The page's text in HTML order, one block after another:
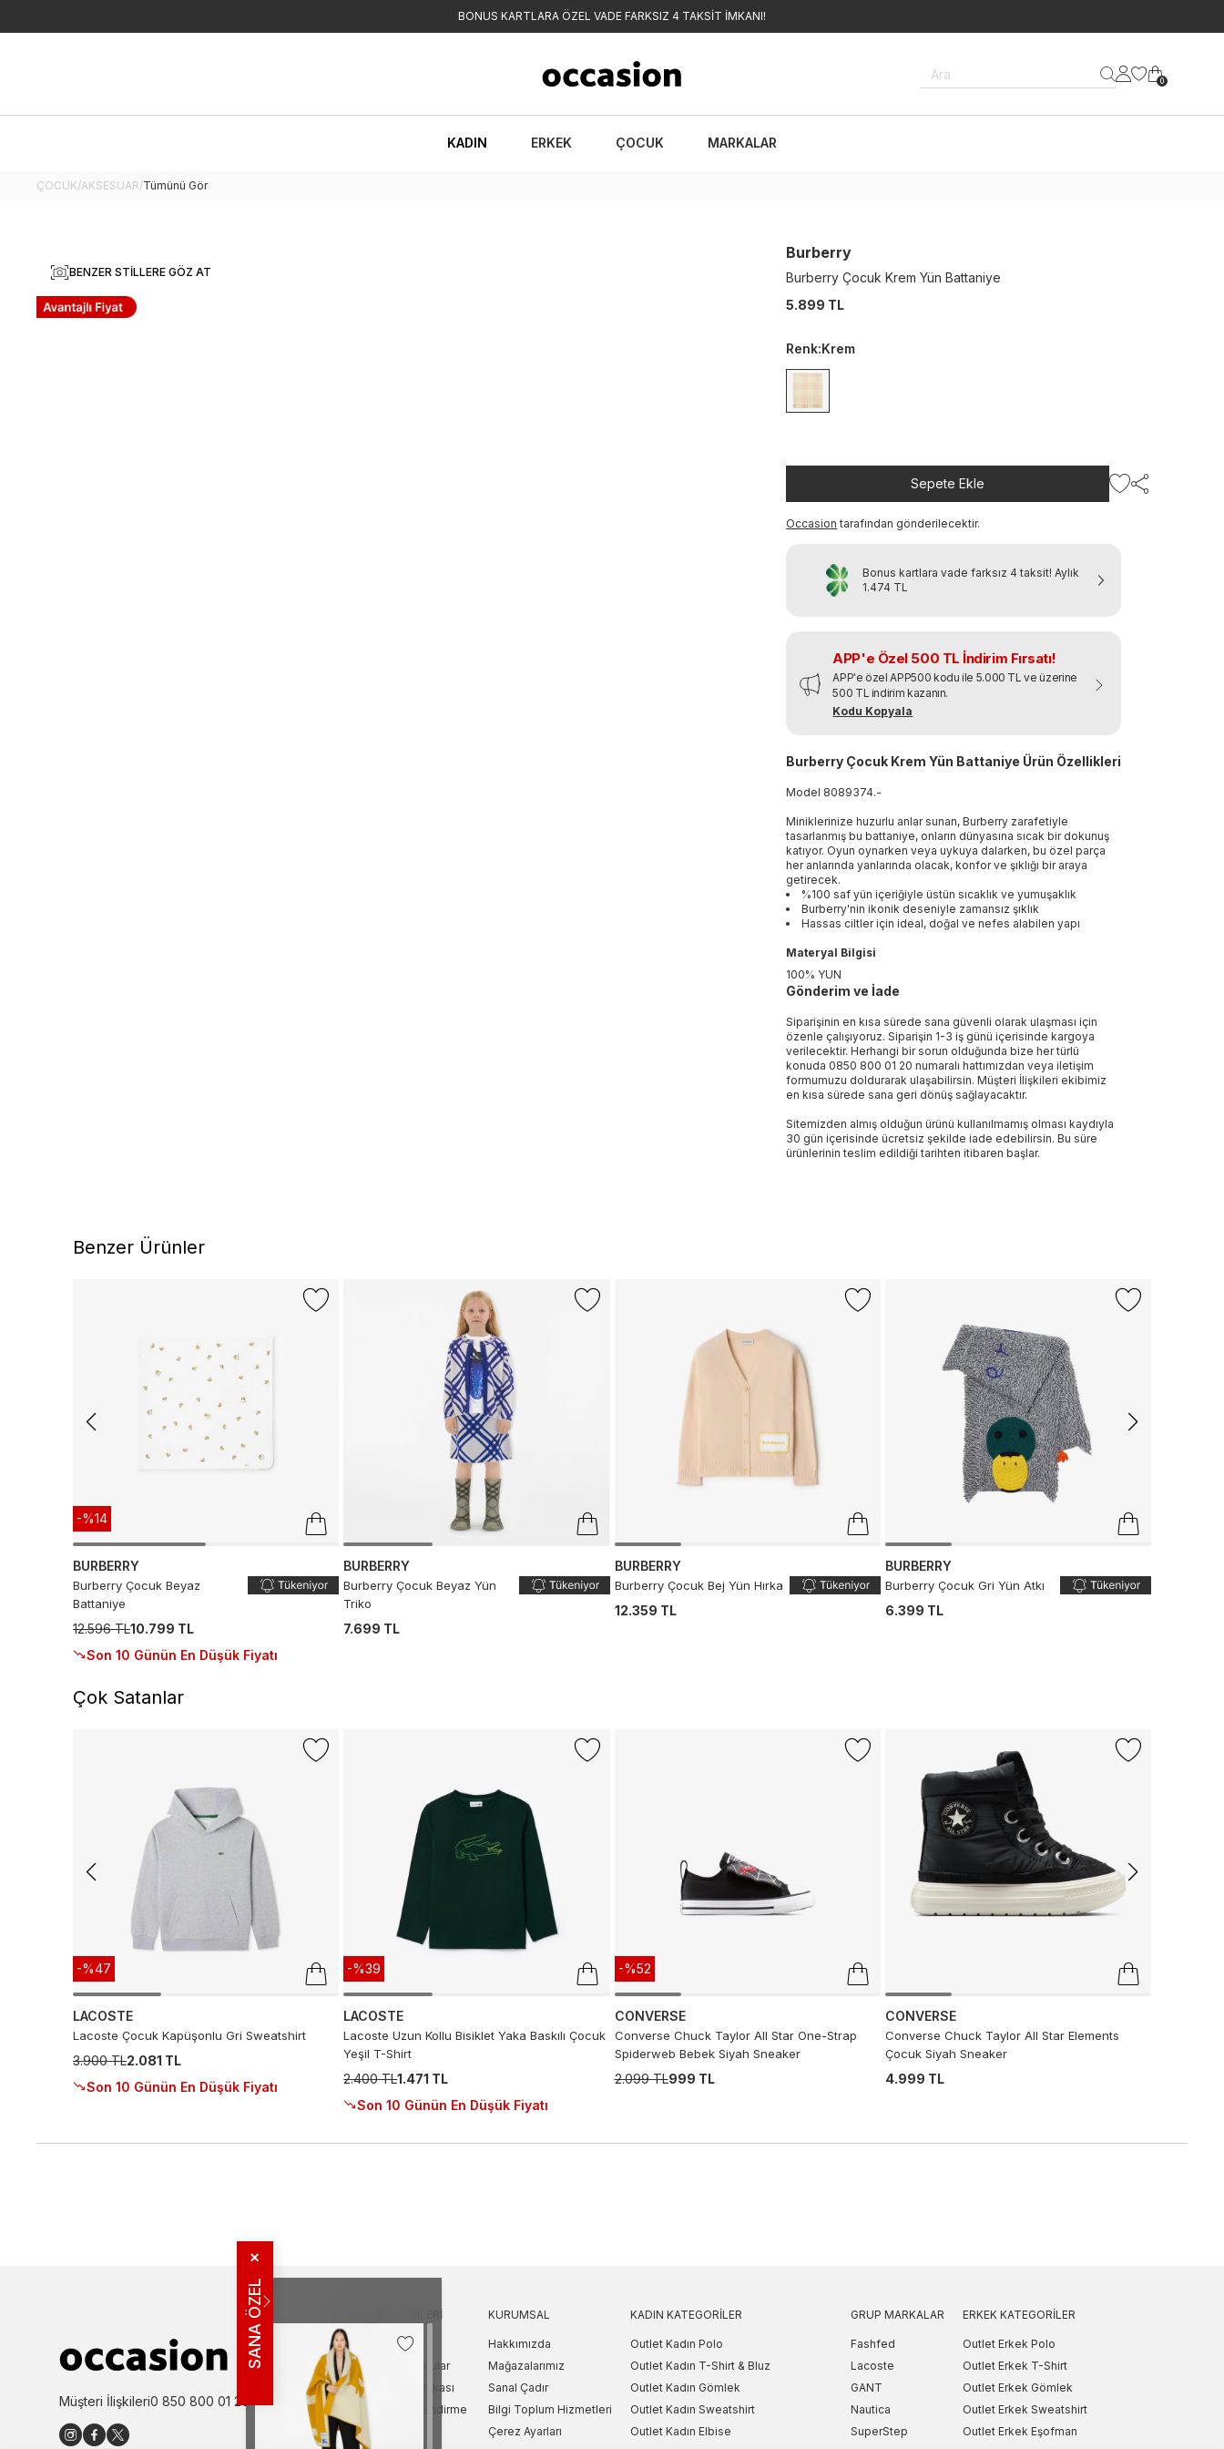
BONUS KARTLARA ÖZEL VADE FARKSIZ 4 TAKSİT İMKANI!
Ara 0
KADIN ERKEK ÇOCUK MARKALAR
ÇOCUK/AKSESUAR/Tümünü Gör
BENZER STILLERE GÖZ AT
Burberry
Burberry Çocuk Krem Yün Battaniye
5.899 TL
Renk:Krem
Sepete Ekle
Occasion tarafından gönderilecektir.
Bonus kartlara vade farksız 4 taksit! Aylık
1.474 TL
APP'e Özel 500 TL İndirim Fırsatı!
APP'e özel APP500 kodu ile 5.000 TL ve üzerine
500 TL indirim kazanın.
Kodu Kopyala
Burberry Çocuk Krem Yün Battaniye Ürün Özellikleri
Model 8089374.-
Miniklerinize huzurlu anlar sunan, Burberry zarafetiyle
tasarlanmış bu battaniye, onların dünyasına sıcak bir dokunuş
katıyor. Oyun oynarken veya uykuya dalarken, bu özel parça
her anlarında yanlarında olacak, konfor ve şıklığı bir araya
getirecek.
%100 saf yün içeriğiyle üstün sıcaklık ve yumuşaklık
Burberry'nin ikonik deseniyle zamansız şıklık
Hassas ciltler için ideal, doğal ve nefes alabilen yapı
Materyal Bilgisi
100% YUN
Gönderim ve İade
Siparişinin en kısa sürede sana güvenli olarak ulaşması için
özenle çalışıyoruz. Siparişin 1-3 iş günü içerisinde kargoya
verilecektir. Herhangi bir sorun olduğunda bize her türlü
konuda 0850 800 01 20 numaralı hattımızdan veya iletişim
formumuzu doldurarak ulaşabilirsin. Müşteri İlişkileri ekibimiz
en kısa sürede sana geri dönüş sağlayacaktır.
Sitemizden almış olduğun ürünü kullanılmamış olması kaydıyla
30 gün içerisinde ücretsiz şekilde iade edebilirsin. Bu süre
ürünlerinin teslim edildiği tarihten itibaren başlar.
Benzer Ürünler
-%14
BURBERRY
Burberry Çocuk Beyaz
Battaniye
12.596 TL10.799 TL
Son 10 Günün En Düşük Fiyatı
BURBERRY
Burberry Çocuk Beyaz Yün
Triko
7.699 TL
BURBERRY
Burberry Çocuk Bej Yün Hırka
12.359 TL
BURBERRY
Burberry Çocuk Gri Yün Atkı
6.399 TL
Çok Satanlar
-%47
LACOSTE
Lacoste Çocuk Kapüşonlu Gri Sweatshirt
3.900 TL2.081 TL
Son 10 Günün En Düşük Fiyatı
-%39
LACOSTE
Lacoste Uzun Kollu Bisiklet Yaka Baskılı Çocuk
Yeşil T-Shirt
2.400 TL1.471 TL
Son 10 Günün En Düşük Fiyatı
-%52
CONVERSE
Converse Chuck Taylor All Star One-Strap
Spiderweb Bebek Siyah Sneaker
2.099 TL999 TL
CONVERSE
Converse Chuck Taylor All Star Elements
Çocuk Siyah Sneaker
4.999 TL
Müşteri İlişkileri0 850 800 01 20
MÜŞTERI İLIŞKILERI
Bize Ulaşın
Sıkça Sorulan Sorular
İade ve İptal Politikası
Kampanya Bilgilendirme
Kullanım Şartları
KURUMSAL
Hakkımızda
Mağazalarımız
Sanal Çadır
Bilgi Toplum Hizmetleri
Çerez Ayarları
KADIN KATEGORILER
Outlet Kadın Polo
Outlet Kadın T-Shirt & Bluz
Outlet Kadın Gömlek
Outlet Kadın Sweatshirt
Outlet Kadın Elbise
GRUP MARKALAR
Fashfed
Lacoste
GANT
Nautica
SuperStep
ERKEK KATEGORILER
Outlet Erkek Polo
Outlet Erkek T-Shirt
Outlet Erkek Gömlek
Outlet Erkek Sweatshirt
Outlet Erkek Eşofman
SANA ÖZEL
✕